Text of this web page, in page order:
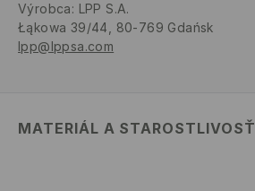
Výrobca: LPP S.A.
Łąkowa 39/44, 80-769 Gdańsk
lpp@lppsa.com
MATERIÁL A STAROSTLIVOSŤ